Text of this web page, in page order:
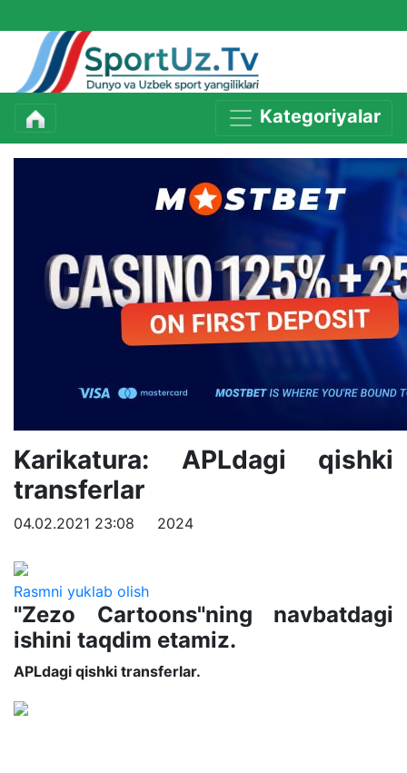
Kategoriyalar
Karikatura: APLdagi qishki
transferlar
04.02.2021 23:08 2024
Rasmni yuklab olish
"Zezo Cartoons"ning navbatdagi
ishini taqdim etamiz.
APLdagi qishki transferlar.